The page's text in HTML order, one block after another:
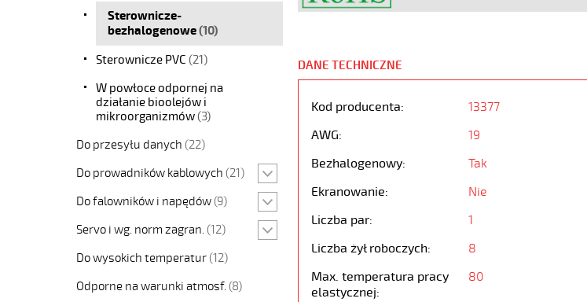
Sterownicze-
bezhalogenowe(10)
Sterownicze PVC (21)
W powłoce odpornej na
działanie bioolejów i
mikroorganizmów(3)
Do przesyłu danych (22)
Do prowadników kablowych (21)
Do falowników i napędów (9)
Servo i wg. norm zagran. (12)
Do wysokich temperatur (12)
Odporne na warunki atmosf. (8)
DANE TECHNICZNE
Kod producenta:
13377
AWG:
19
Bezhalogenowy:
Tak
Ekranowanie:
Nie
Liczba par:
1
Liczba żył roboczych:
8
Max. temperatura pracy
elastycznej:
80